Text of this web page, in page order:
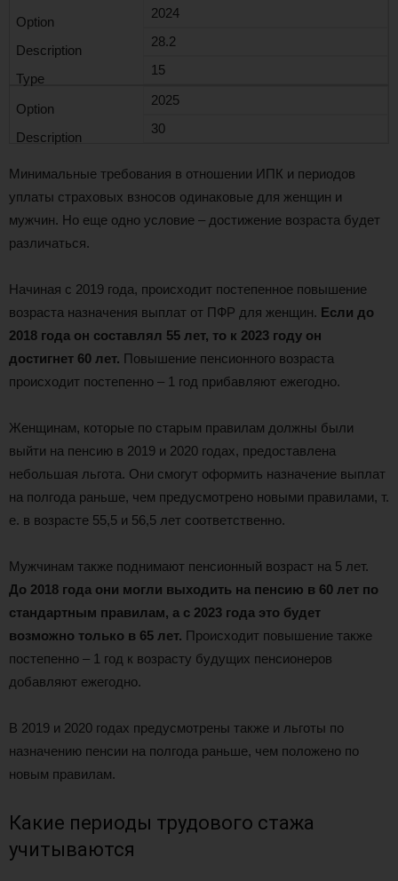
2024
28.2
15
2025
30
Минимальные требования в отношении ИПК и периодов
уплаты страховых взносов одинаковые для женщин и
мужчин. Но еще одно условие – достижение возраста будет
различаться.
Начиная с 2019 года, происходит постепенное повышение
возраста назначения выплат от ПФР для женщин. Если до
2018 года он составлял 55 лет, то к 2023 году он
достигнет 60 лет. Повышение пенсионного возраста
происходит постепенно – 1 год прибавляют ежегодно.
Женщинам, которые по старым правилам должны были
выйти на пенсию в 2019 и 2020 годах, предоставлена
небольшая льгота. Они смогут оформить назначение выплат
на полгода раньше, чем предусмотрено новыми правилами, т.
е. в возрасте 55,5 и 56,5 лет соответственно.
Мужчинам также поднимают пенсионный возраст на 5 лет.
До 2018 года они могли выходить на пенсию в 60 лет по
стандартным правилам, а с 2023 года это будет
возможно только в 65 лет. Происходит повышение также
постепенно – 1 год к возрасту будущих пенсионеров
добавляют ежегодно.
В 2019 и 2020 годах предусмотрены также и льготы по
назначению пенсии на полгода раньше, чем положено по
новым правилам.
Какие периоды трудового стажа
учитываются